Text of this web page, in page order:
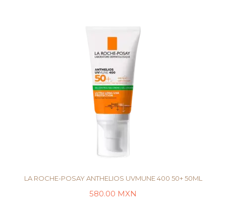
LA ROCHE-POSAY ANTHELIOS UVMUNE 400 50+ 50ML
580.00 MXN